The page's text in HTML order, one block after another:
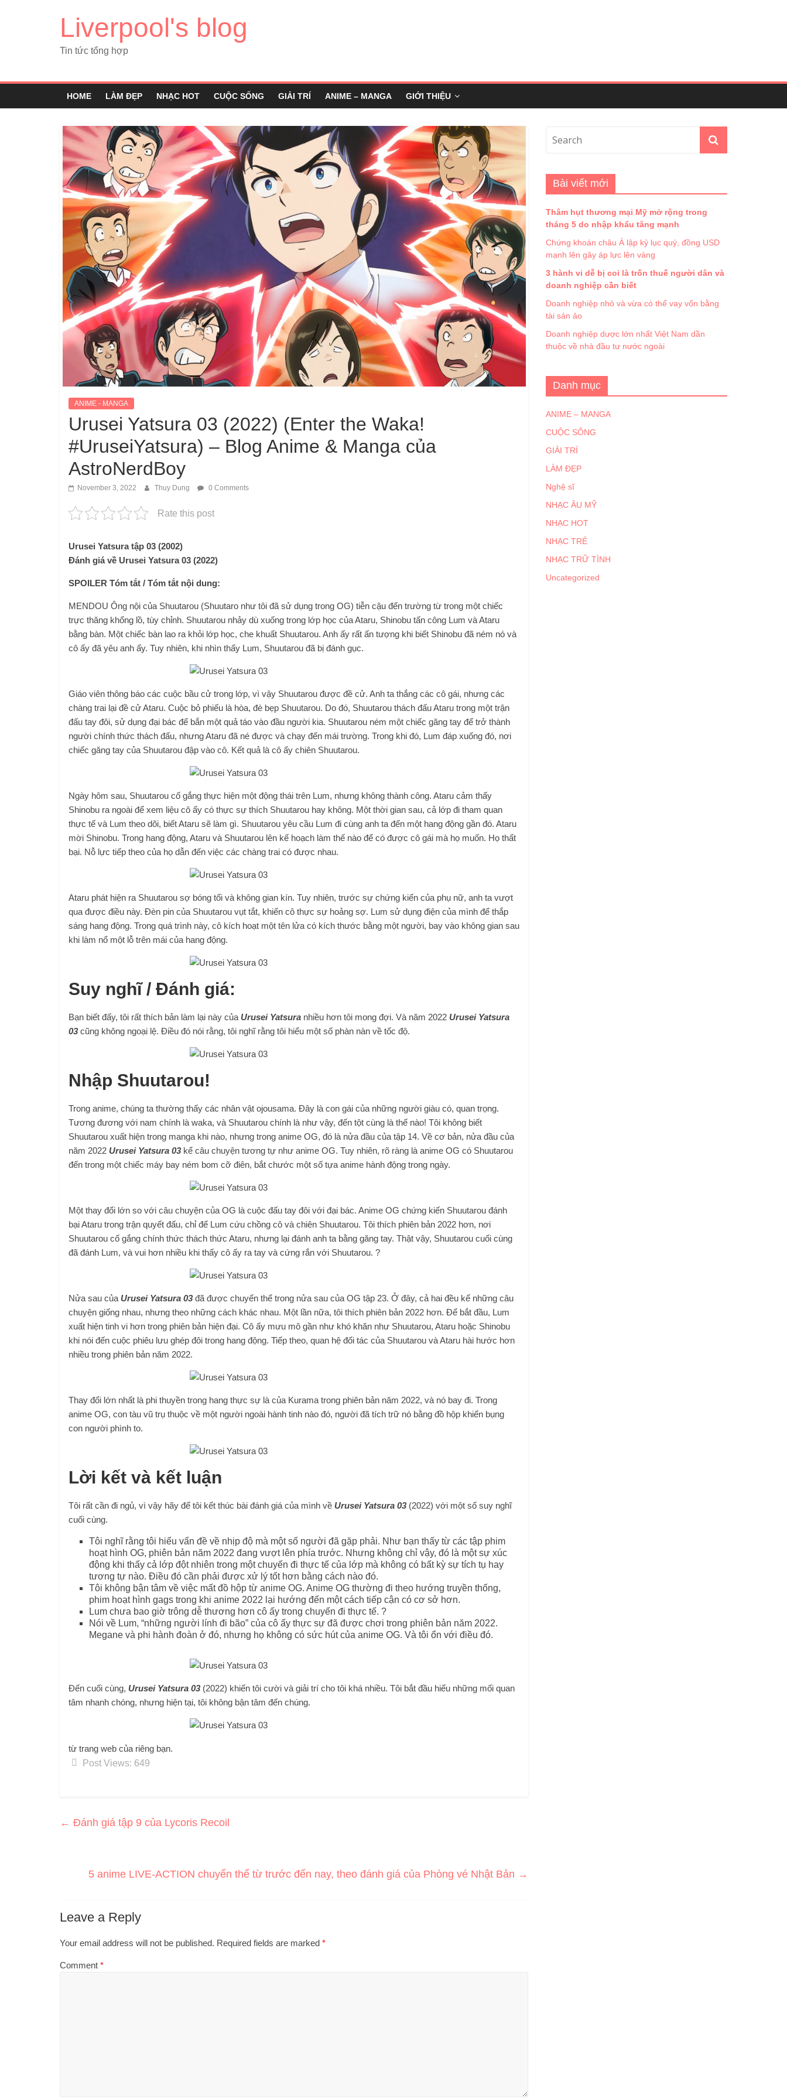
Liverpool's blog
Tin tức tổng hợp
HOME LÀM ĐẸP NHẠC HOT CUỘC SỐNG GIẢI TRÍ ANIME – MANGA GIỚI THIỆU
ANIME - MANGA
Urusei Yatsura 03 (2022) (Enter the Waka!
#UruseiYatsura) – Blog Anime & Manga của
AstroNerdBoy
November 3, 2022 Thuy Dung 0 Comments
Rate this post
Urusei Yatsura tập 03 (2002)
Đánh giá về Urusei Yatsura 03 (2022)
SPOILER Tóm tắt / Tóm tắt nội dung:
MENDOU Ông nội của Shuutarou (Shuutaro như tôi đã sử dụng trong OG) tiễn cậu đến trường từ trong một chiếc
trực thăng khổng lồ, tùy chỉnh. Shuutarou nhảy dù xuống trong lớp học của Ataru, Shinobu tấn công Lum và Ataru
bằng bàn. Một chiếc bàn lao ra khỏi lớp học, che khuất Shuutarou. Anh ấy rất ấn tượng khi biết Shinobu đã ném nó và
cô ấy đã yêu anh ấy. Tuy nhiên, khi nhìn thấy Lum, Shuutarou đã bị đánh gục.
Giáo viên thông báo các cuộc bầu cử trong lớp, vì vậy Shuutarou được đề cử. Anh ta thắng các cô gái, nhưng các
chàng trai lại đề cử Ataru. Cuộc bỏ phiếu là hòa, đè bẹp Shuutarou. Do đó, Shuutarou thách đấu Ataru trong một trận
đấu tay đôi, sử dụng đại bác để bắn một quả táo vào đầu người kia. Shuutarou ném một chiếc găng tay để trở thành
người chính thức thách đấu, nhưng Ataru đã né được và chạy đến mái trường. Trong khi đó, Lum đáp xuống đó, nơi
chiếc găng tay của Shuutarou đập vào cô. Kết quả là cô ấy chiên Shuutarou.
Ngày hôm sau, Shuutarou cố gắng thực hiện một động thái trên Lum, nhưng không thành công. Ataru cảm thấy
Shinobu ra ngoài để xem liệu cô ấy có thực sự thích Shuutarou hay không. Một thời gian sau, cả lớp đi tham quan
thực tế và Lum theo dõi, biết Ataru sẽ làm gì. Shuutarou yêu cầu Lum đi cùng anh ta đến một hang động gần đó. Ataru
mời Shinobu. Trong hang động, Ataru và Shuutarou lên kế hoạch làm thế nào để có được cô gái mà họ muốn. Họ thất
bại. Nỗ lực tiếp theo của họ dẫn đến việc các chàng trai có được nhau.
Ataru phát hiện ra Shuutarou sợ bóng tối và không gian kín. Tuy nhiên, trước sự chứng kiến ​​của phụ nữ, anh ta vượt
qua được điều này. Đèn pin của Shuutarou vụt tắt, khiến cô thực sự hoảng sợ. Lum sử dụng điện của mình để thắp
sáng hang động. Trong quá trình này, cô kích hoạt một tên lửa có kích thước bằng một người, bay vào không gian sau
khi làm nổ một lỗ trên mái của hang động.
Suy nghĩ / Đánh giá:
Bạn biết đấy, tôi rất thích bản làm lại này của Urusei Yatsura nhiều hơn tôi mong đợi. Và năm 2022 Urusei Yatsura
03 cũng không ngoại lệ. Điều đó nói rằng, tôi nghĩ rằng tôi hiểu một số phàn nàn về tốc độ.
Nhập Shuutarou!
Trong anime, chúng ta thường thấy các nhân vật ojousama. Đây là con gái của những người giàu có, quan trọng.
Tương đương với nam chính là waka, và Shuutarou chính là như vậy, đến tột cùng là thế nào! Tôi không biết
Shuutarou xuất hiện trong manga khi nào, nhưng trong anime OG, đó là nửa đầu của tập 14. Về cơ bản, nửa đầu của
năm 2022 Urusei Yatsura 03 kể câu chuyện tương tự như anime OG. Tuy nhiên, rõ ràng là anime OG có Shuutarou
đến trong một chiếc máy bay ném bom cỡ điên, bắt chước một số tựa anime hành động trong ngày.
Một thay đổi lớn so với câu chuyện của OG là cuộc đấu tay đôi với đại bác. Anime OG chứng kiến ​​Shuutarou đánh
bại Ataru trong trận quyết đấu, chỉ để Lum cứu chồng cô và chiên Shuutarou. Tôi thích phiên bản 2022 hơn, nơi
Shuutarou cố gắng chính thức thách thức Ataru, nhưng lại đánh anh ta bằng găng tay. Thật vậy, Shuutarou cuối cùng
đã đánh Lum, và vui hơn nhiều khi thấy cô ấy ra tay và cứng rắn với Shuutarou. ?
Nửa sau của Urusei Yatsura 03 đã được chuyển thể trong nửa sau của OG tập 23. Ở đây, cả hai đều kể những câu
chuyện giống nhau, nhưng theo những cách khác nhau. Một lần nữa, tôi thích phiên bản 2022 hơn. Để bắt đầu, Lum
xuất hiện tinh vi hơn trong phiên bản hiện đại. Cô ấy mưu mô gần như khó khăn như Shuutarou, Ataru hoặc Shinobu
khi nói đến cuộc phiêu lưu ghép đôi trong hang động. Tiếp theo, quan hệ đối tác của Shuutarou và Ataru hài hước hơn
nhiều trong phiên bản năm 2022.
Thay đổi lớn nhất là phi thuyền trong hang thực sự là của Kurama trong phiên bản năm 2022, và nó bay đi. Trong
anime OG, con tàu vũ trụ thuộc về một người ngoài hành tinh nào đó, người đã tích trữ nó bằng đồ hộp khiến bụng
con người phình to.
Lời kết và kết luận
Tôi rất cần đi ngủ, vì vậy hãy để tôi kết thúc bài đánh giá của mình về Urusei Yatsura 03 (2022) với một số suy nghĩ
cuối cùng.
Tôi nghĩ rằng tôi hiểu vấn đề về nhịp độ mà một số người đã gặp phải. Như bạn thấy từ các tập phim
hoạt hình OG, phiên bản năm 2022 đang vượt lên phía trước. Nhưng không chỉ vậy, đó là một sự xúc
động khi thấy cả lớp đột nhiên trong một chuyến đi thực tế của lớp mà không có bất kỳ sự tích tụ hay
tương tự nào. Điều đó cần phải được xử lý tốt hơn bằng cách nào đó.
Tôi không bận tâm về việc mất đồ hộp từ anime OG. Anime OG thường đi theo hướng truyền thống,
phim hoạt hình gags trong khi anime 2022 lại hướng đến một cách tiếp cận có cơ sở hơn.
Lum chưa bao giờ trông dễ thương hơn cô ấy trong chuyến đi thực tế. ?
Nói về Lum, “những người lính đi bão” của cô ấy thực sự đã được chơi trong phiên bản năm 2022.
Megane và phi hành đoàn ở đó, nhưng họ không có sức hút của anime OG. Và tôi ổn với điều đó.
Đến cuối cùng, Urusei Yatsura 03 (2022) khiến tôi cười và giải trí cho tôi khá nhiều. Tôi bắt đầu hiểu những mối quan
tâm nhanh chóng, nhưng hiện tại, tôi không bận tâm đến chúng.
từ trang web của riêng bạn.
Post Views: 649
← Đánh giá tập 9 của Lycoris Recoil
5 anime LIVE-ACTION chuyển thể từ trước đến nay, theo đánh giá của Phòng vé Nhật Bản →
Leave a Reply
Your email address will not be published. Required fields are marked *
Comment *
Bài viết mới
Thâm hụt thương mại Mỹ mở rộng trong
tháng 5 do nhập khẩu tăng mạnh
Chứng khoán châu Á lập kỷ lục quý, đồng USD
mạnh lên gây áp lực lên vàng
3 hành vi dễ bị coi là trốn thuế người dân và
doanh nghiệp cần biết
Doanh nghiệp nhỏ và vừa có thể vay vốn bằng
tài sản ảo
Doanh nghiệp dược lớn nhất Việt Nam dần
thuộc về nhà đầu tư nước ngoài
Danh mục
ANIME – MANGA
CUỘC SỐNG
GIẢI TRÍ
LÀM ĐẸP
Nghệ sĩ
NHẠC ÂU MỸ
NHẠC HOT
NHẠC TRẺ
NHẠC TRỮ TÌNH
Uncategorized